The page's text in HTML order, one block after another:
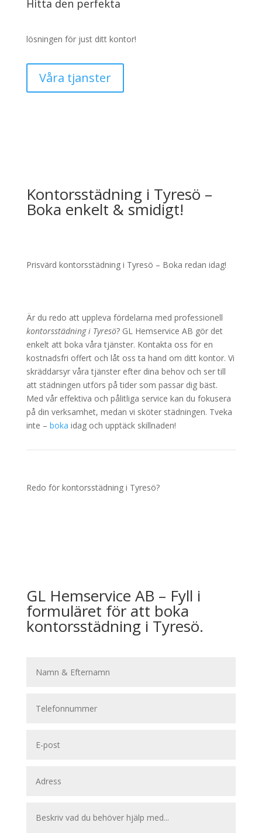
Hitta den perfekta
lösningen för just ditt kontor!
Våra tjanster
Kontorsstädning i Tyresö –
Boka enkelt & smidigt!
Prisvärd kontorsstädning i Tyresö – Boka redan idag!
Är du redo att uppleva fördelarna med professionell
kontorsstädning i Tyresö? GL Hemservice AB gör det
enkelt att boka våra tjänster. Kontakta oss för en
kostnadsfri offert och låt oss ta hand om ditt kontor. Vi
skräddarsyr våra tjänster efter dina behov och ser till
att städningen utförs på tider som passar dig bäst.
Med vår effektiva och pålitliga service kan du fokusera
på din verksamhet, medan vi sköter städningen. Tveka
inte – boka idag och upptäck skillnaden!
Redo för kontorsstädning i Tyresö?
GL Hemservice AB – Fyll i
formuläret för att boka
kontorsstädning i Tyresö.